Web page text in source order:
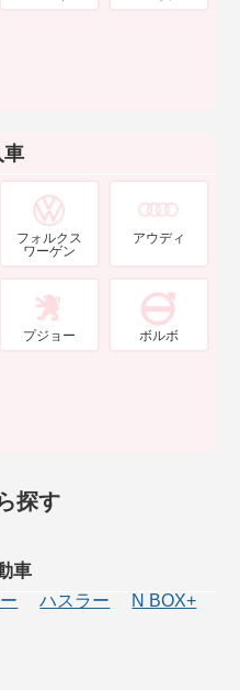
車
フォルクス
ワーゲン
アウディ
プジョー ボルボ
探す
車
ハスラー
N BOX+